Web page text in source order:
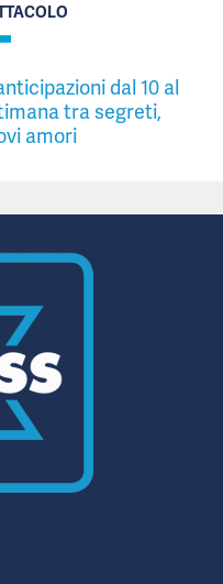
dal 10 al
tra segreti,
amori